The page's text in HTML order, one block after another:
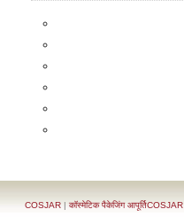
COSJAR |कॉस्मेटिक पैकेजिंग आपूर्तिCOSJAR